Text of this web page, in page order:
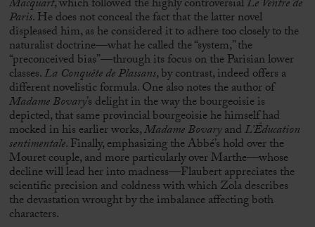
Macquart, which followed the highly controversialLe Ventre de
Paris. He does not conceal the fact that the latter novel
displeased him, as he considered it to adhere too closely to the
naturalist doctrine—what he called the “system,” the
“preconceived bias”—through its focus on the Parisian lower
classes.La Conquête de Plassans, by contrast, indeed offers a
different novelistic formula. One also notes the author of
Madame Bovary’s delight in the way the bourgeoisie is
depicted, that same provincial bourgeoisie he himself had
mocked in his earlier works,Madame BovaryandL’Éducation
sentimentale. Finally, emphasizing the Abbé’s hold over the
Mouret couple, and more particularly over Marthe—whose
decline will lead her into madness—Flaubert appreciates the
scientific precision and coldness with which Zola describes
the devastation wrought by the imbalance affecting both
characters.